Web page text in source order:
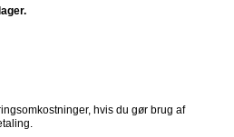
hvis du gør brug af